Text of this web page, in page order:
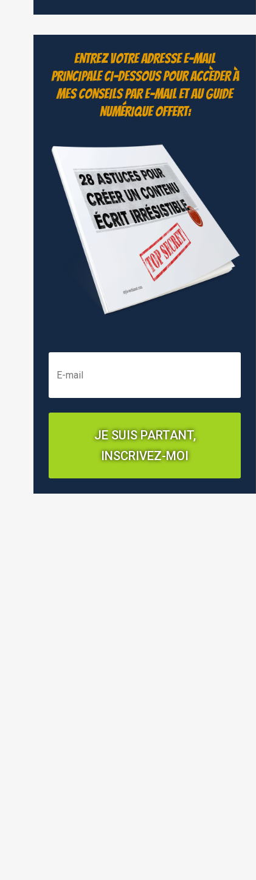
ENTREZ VOTRE ADRESSE E-MAIL
PRINCIPALE CI-DESSOUS POUR ACCÈDER À
MES CONSEILS PAR E-MAIL ET AU GUIDE
NUMÉRIQUE OFFERT:
JE SUIS PARTANT,
INSCRIVEZ-MOI